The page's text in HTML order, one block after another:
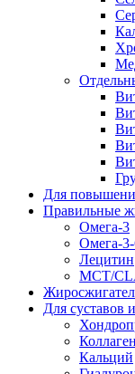
Для
Правильные
Омега-3
Омега-
Лецитин
MCT/
Для суставов
Коллаген
Кальций